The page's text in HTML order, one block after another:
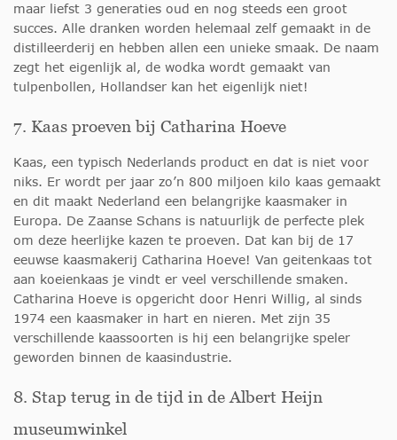
maar liefst 3 generaties oud en nog steeds een groot
succes. Alle dranken worden helemaal zelf gemaakt in de
distilleerderij en hebben allen een unieke smaak. De naam
zegt het eigenlijk al, de wodka wordt gemaakt van
tulpenbollen, Hollandser kan het eigenlijk niet!
7. Kaas proeven bij Catharina Hoeve
Kaas, een typisch Nederlands product en dat is niet voor
niks. Er wordt per jaar zo’n 800 miljoen kilo kaas gemaakt
en dit maakt Nederland een belangrijke kaasmaker in
Europa. De Zaanse Schans is natuurlijk de perfecte plek
om deze heerlijke kazen te proeven. Dat kan bij de 17
eeuwse kaasmakerij Catharina Hoeve! Van geitenkaas tot
aan koeienkaas je vindt er veel verschillende smaken.
Catharina Hoeve is opgericht door Henri Willig, al sinds
1974 een kaasmaker in hart en nieren. Met zijn 35
verschillende kaassoorten is hij een belangrijke speler
geworden binnen de kaasindustrie.
8. Stap terug in de tijd in de Albert Heijn
museumwinkel